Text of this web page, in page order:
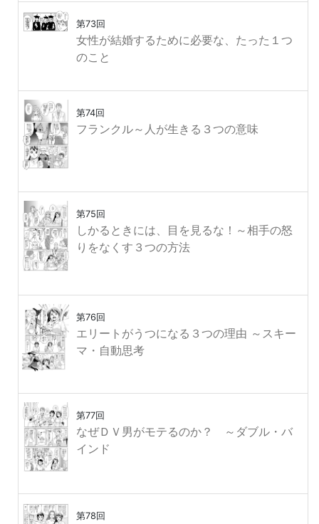
第73回
女性が結婚するために必要な、たった１つ
のこと
第74回
フランクル～人が生きる３つの意味
第75回
しかるときには、目を見るな！～相手の怒
りをなくす３つの方法
第76回
エリートがうつになる３つの理由 ～スキー
マ・自動思考
第77回
なぜＤＶ男がモテるのか？ ～ダブル・バ
インド
第78回